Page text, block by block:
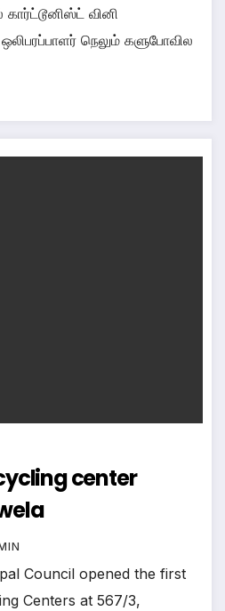
வினி
நெலும் களுபோவில
center
Council opened the first
Centers at 567/3,